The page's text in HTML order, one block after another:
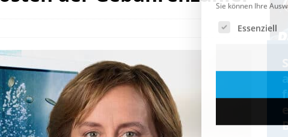
CDU & Ampel wollen nach
der Wahl wieder Afghanen
einfliegen: Zeit für ein
Asylmoratorium!
Die Bundesregierung und die CDU